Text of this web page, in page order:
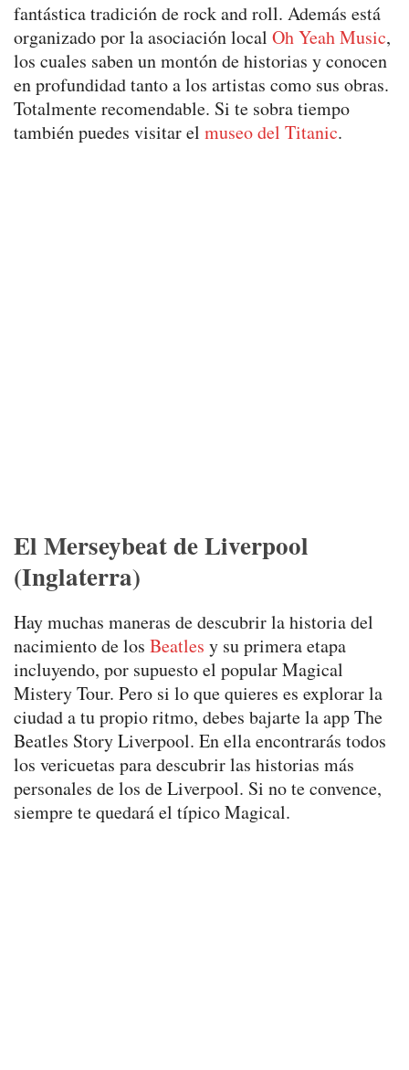
fantástica tradición de rock and roll. Además está
organizado por la asociación local Oh Yeah Music,
los cuales saben un montón de historias y conocen
en profundidad tanto a los artistas como sus obras.
Totalmente recomendable. Si te sobra tiempo
también puedes visitar el museo del Titanic.
El Merseybeat de Liverpool
(Inglaterra)
Hay muchas maneras de descubrir la historia del
nacimiento de los Beatles y su primera etapa
incluyendo, por supuesto el popular Magical
Mistery Tour. Pero si lo que quieres es explorar la
ciudad a tu propio ritmo, debes bajarte la app The
Beatles Story Liverpool. En ella encontrarás todos
los vericuetas para descubrir las historias más
personales de los de Liverpool. Si no te convence,
siempre te quedará el típico Magical.